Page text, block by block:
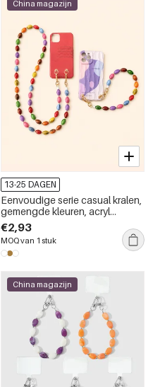
China magazijn
13-25 DAGEN
Eenvoudige serie casual kralen,
gemengde kleuren, acryl
telefoonketting
€2,93
MOQ van 1 stuk
China magazijn